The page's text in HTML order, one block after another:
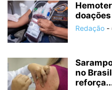
Redação -
no